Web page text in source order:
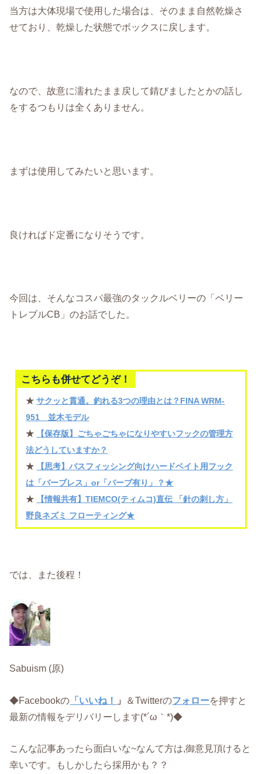
当方は大体現場で使用した場合は、そのまま自然乾燥さ
せており、乾燥した状態でボックスに戻します。
なので、故意に濡れたまま戻して錆びましたとかの話し
をするつもりは全くありません。
まずは使用してみたいと思います。
良ければド定番になりそうです。
今回は、そんなコスパ最強のタックルベリーの「ベリー
トレブルCB」のお話でした。
こちらも併せてどうぞ！
★サクッと貫通。釣れる3つの理由とは？FINA WRM-
951 並木モデル
★
【保存版】ごちゃごちゃになりやすいフックの管理方
法どうしていますか？
★
【思考】バスフィッシング向けハードベイト用フック
は「バーブレス」or「バーブ有り」？★
★
【情報共有】TIEMCO(ティムコ)直伝 「針の刺し方」
野良ネズミ フローティング★
では、また後程！
Sabuism (原)
◆Facebookの 「いいね！ 」 ＆Twitterのフォローを押すと
最新の情報をデリバリーします(*´ω｀*)◆
こんな記事あったら面白いな~なんて方は,御意見頂けると
幸いです。もしかしたら採用かも？？